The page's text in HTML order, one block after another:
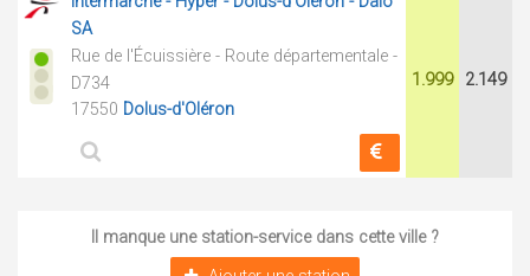
SA
Rue de l'Écuissière - Route départementale -
D734
17550 Dolus-d'Oléron
1.999 2.149
Il manque une station-service dans cette ville ?